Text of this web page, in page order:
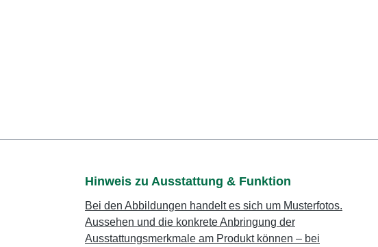
Hinweis zu Ausstattung & Funktion
Bei den Abbildungen handelt es sich um Musterfotos.
Aussehen und die konkrete Anbringung der
Ausstattungsmerkmale am Produkt können – bei